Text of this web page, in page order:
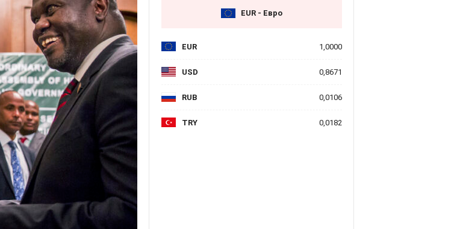
EUR - Евро
EUR 1,0000
USD 0,8671
RUB 0,0106
TRY 0,0182